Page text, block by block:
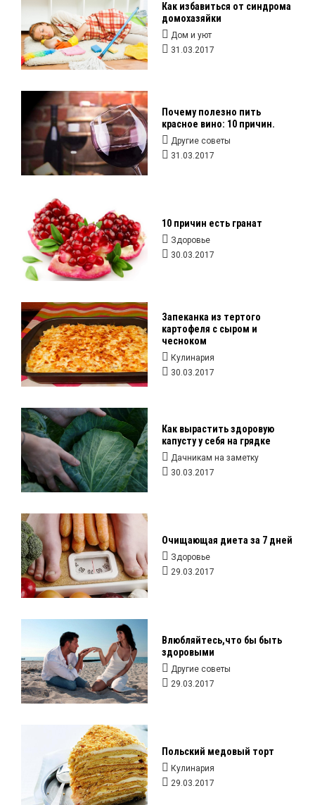
Как избавиться от синдрома
домохазяйки
Дом и уют
31.03.2017
Почему полезно пить
красное вино: 10 причин.
Другие советы
31.03.2017
10 причин есть гранат
Здоровье
30.03.2017
Запеканка из тертого
картофеля с сыром и
чесноком
Кулинария
30.03.2017
Как вырастить здоровую
капусту у себя на грядке
Дачникам на заметку
30.03.2017
Очищающая диета за 7 дней
Здоровье
29.03.2017
Влюбляйтесь,что бы быть
здоровыми
Другие советы
29.03.2017
Польский медовый торт
Кулинария
29.03.2017